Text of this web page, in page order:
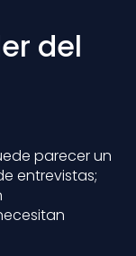
del
parecer un
entrevistas;